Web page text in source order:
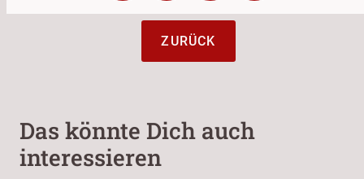
ZURÜCK
Das könnte Dich auch
interessieren